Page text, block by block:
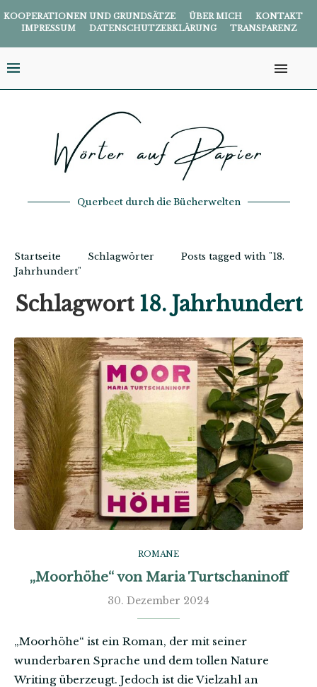
KOOPERATIONEN UND GRUNDSÄTZE ÜBER MICH
KONTAKT
IMPRESSUM
DATENSCHUTZERKLÄRUNG TRANSPARENZ
Querbeet durch die Bücherwelten
Startseite Schlagwörter
Posts tagged with "18.
Jahrhundert"
Schlagwort 18. Jahrhundert
ROMANE
„Moorhöhe“ von Maria Turtschaninoff
30. Dezember 2024
„Moorhöhe“ ist ein Roman, der mit seiner
wunderbaren Sprache und dem tollen Nature
Writing überzeugt. Jedoch ist die Vielzahl an